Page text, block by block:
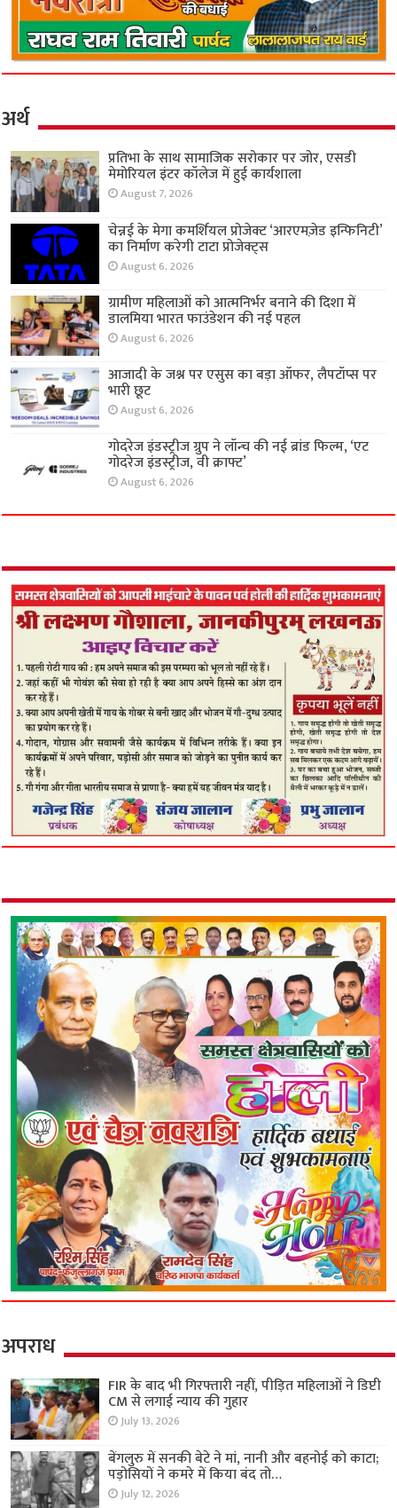
अर्थ
प्रतिभा के साथ सामाजिक सरोकार पर जोर, एसडी
मेमोरियल इंटर कॉलेज में हुई कार्यशाला
August 7, 2026
चेन्नई के मेगा कमर्शियल प्रोजेक्ट ‘आरएमज़ेड इन्फिनिटी’
का निर्माण करेगी टाटा प्रोजेक्ट्स
August 6, 2026
ग्रामीण महिलाओं को आत्मनिर्भर बनाने की दिशा में
डालमिया भारत फाउंडेशन की नई पहल
August 6, 2026
आजादी के जश्न पर एसुस का बड़ा ऑफर, लैपटॉप्स पर
भारी छूट
August 6, 2026
गोदरेज इंडस्ट्रीज ग्रुप ने लॉन्च की नई ब्रांड फिल्म, ‘एट
गोदरेज इंडस्ट्रीज, वी क्राफ्ट’
August 6, 2026
अपराध
FIR के बाद भी गिरफ्तारी नहीं, पीड़ित महिलाओं ने डिप्टी
CM से लगाई न्याय की गुहार
July 13, 2026
बेंगलुरु में सनकी बेटे ने मां, नानी और बहनोई को काटा;
पड़ोसियों ने कमरे में किया बंद तो…
July 12, 2026